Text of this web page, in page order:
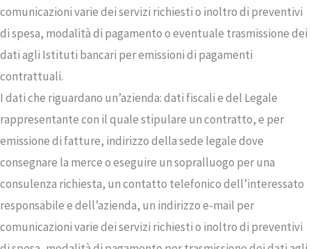
comunicazioni varie dei servizi richiesti o inoltro di preventivi
di spesa, modalità di pagamento o eventuale trasmissione dei
dati agli Istituti bancari per emissioni di pagamenti
contrattuali.
I dati che riguardano un’azienda: dati fiscali e del Legale
rappresentante con il quale stipulare un contratto, e per
emissione di fatture, indirizzo della sede legale dove
consegnare la merce o eseguire un sopralluogo per una
consulenza richiesta, un contatto telefonico dell’interessato
responsabile e dell’azienda, un indirizzo e-mail per
comunicazioni varie dei servizi richiesti o inoltro di preventivi